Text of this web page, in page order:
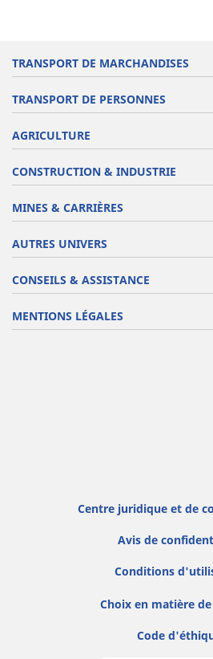
TRANSPORT DE MARCHANDISES
TRANSPORT DE PERSONNES
AGRICULTURE
CONSTRUCTION & INDUSTRIE
MINES & CARRIÈRES
AUTRES UNIVERS
CONSEILS & ASSISTANCE
MENTIONS LÉGALES
Centre juridique et de
Avis de
Conditions
Choix en matière
Code